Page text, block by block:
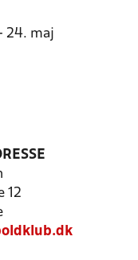
24. maj
12